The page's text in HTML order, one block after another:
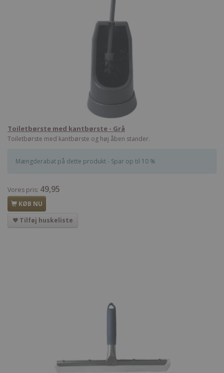
Toiletbørste med kantbørste - Grå
Toiletbørste med kantbørste og høj åben stander.
Mængderabat på dette produkt - Spar op til 10 %
Vores pris: 49,95
KØB NU
Tilføj huskeliste